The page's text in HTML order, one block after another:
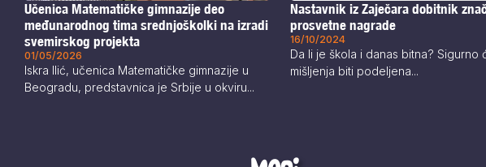
Učenica Matematičke gimnazije deo
međunarodnog tima srednjoškolki na izradi
svemirskog projekta
01/05/2026
Iskra Ilić, učenica Matematičke gimnazije u
Beogradu, predstavnica je Srbije u okviru...
Nastavnik iz Zaječara dobitnik
prosvetne nagrade
16/10/2024
Da li je škola i danas bitna? Sigurno
mišljenja biti podeljena...